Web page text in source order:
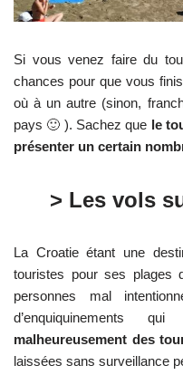
Si vous venez faire du
chances pour que vous
où à un autre (sinon,
pays 🙂 ). Sachez que le
présenter un certain
> Les vols
La Croatie étant une
touristes pour ses plages
personnes mal
d’enquiquinements
malheureusement des
laissées sans surveillance